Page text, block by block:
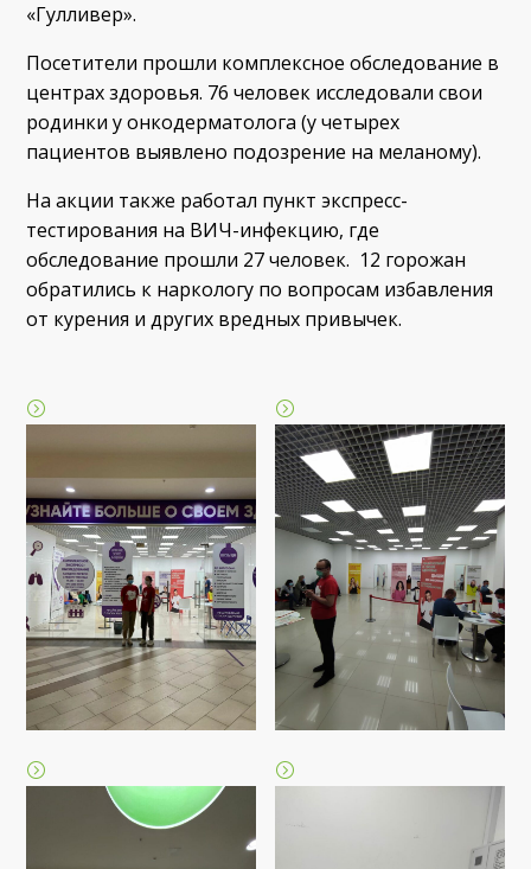
«Гулливер».
Посетители прошли комплексное обследование в
центрах здоровья. 76 человек исследовали свои
родинки у онкодерматолога (у четырех
пациентов выявлено подозрение на меланому).
На акции также работал пункт экспресс-
тестирования на ВИЧ-инфекцию, где
обследование прошли 27 человек. 12 горожан
обратились к наркологу по вопросам избавления
от курения и других вредных привычек.